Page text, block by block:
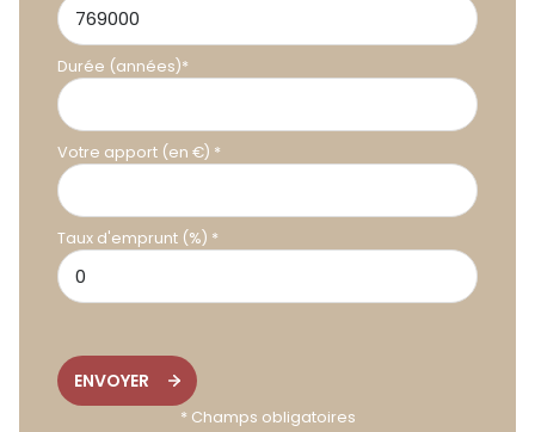
Durée (années)*
Votre apport (en €) *
Taux d'emprunt (%) *
ENVOYER
* Champs obligatoires